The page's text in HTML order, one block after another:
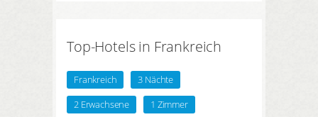
Top-Hotels in Frankreich
Frankreich
3 Nächte
2 Erwachsene
1 Zimmer